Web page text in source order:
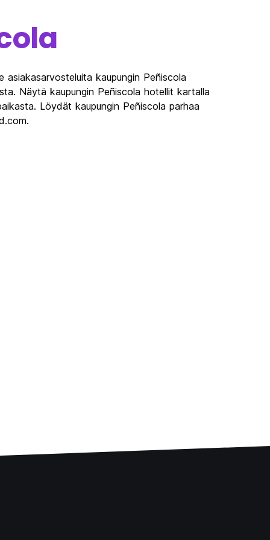
asiakasarvosteluita kaupungin Peñiscola
Näytä kaupungin Peñiscola hotellit kartalla
Löydät kaupungin Peñiscola parhaa